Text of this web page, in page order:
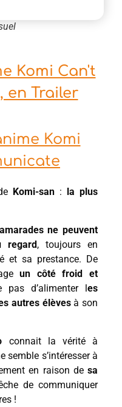
Komi Can't
en Trailer
Komi
Komi-san: la plus
ne peuvent
regard, toujours en
et sa prestance. De
un côté froid et
pas d’alimenter les
autres élèvesà son
connait la vérité à
semble s’intéresser à
en raison de sa
de communiquer
!